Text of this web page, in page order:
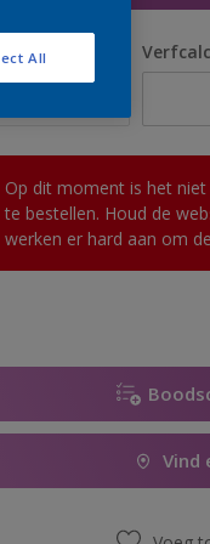
Op dit moment is het
te bestellen. Houd de
werken er hard aan om
Vind
All